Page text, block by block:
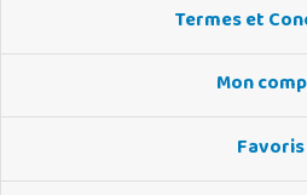
Termes et
Mon
Favoris